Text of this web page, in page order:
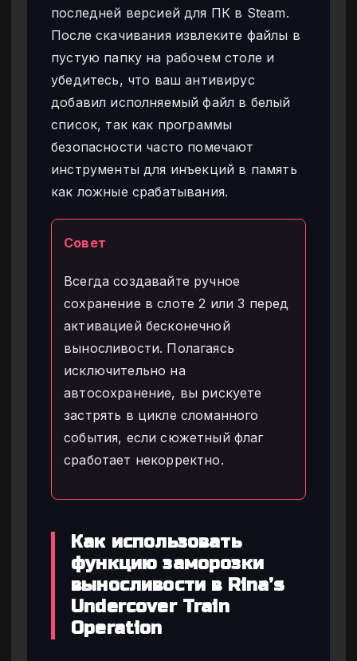
последней версией для ПК в Steam.
После скачивания извлеките файлы в
пустую папку на рабочем столе и
убедитесь, что ваш антивирус
добавил исполняемый файл в белый
список, так как программы
безопасности часто помечают
инструменты для инъекций в память
как ложные срабатывания.
Совет
Всегда создавайте ручное
сохранение в слоте 2 или 3 перед
активацией бесконечной
выносливости. Полагаясь
исключительно на
автосохранение, вы рискуете
застрять в цикле сломанного
события, если сюжетный флаг
сработает некорректно.
Как использовать
функцию заморозки
выносливости в Rina’s
Undercover Train
Operation